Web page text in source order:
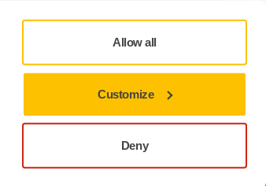
Allow all
Customize
Deny
Cerrar para permanecer en el sitio actual